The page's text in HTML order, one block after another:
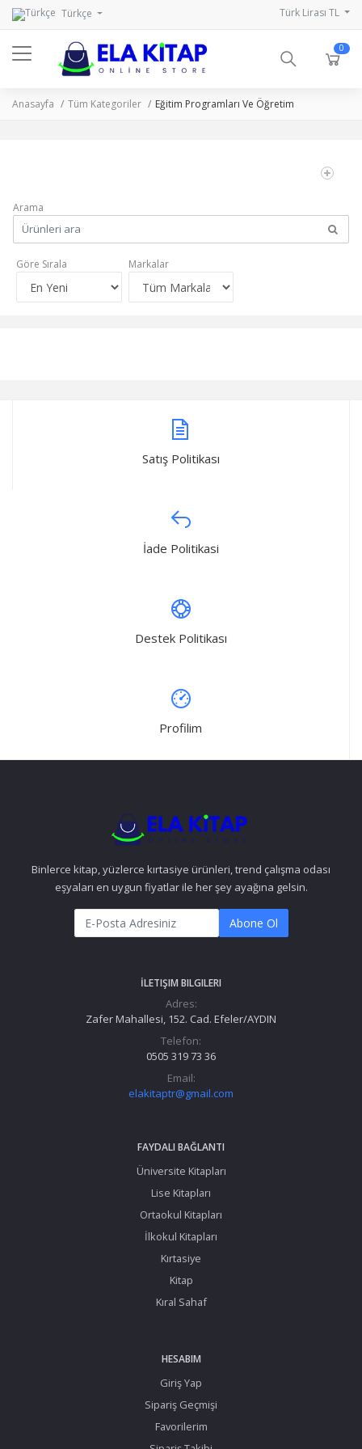
Türkçe Türk Lirası TL
0
Anasayfa Tüm Kategoriler Eğitim Programları Ve Öğretim
Arama
Göre Sırala Markalar
Satış Politikası
İade Politikasi
Destek Politikası
Profilim
Binlerce kitap, yüzlerce kırtasiye ürünleri, trend çalışma odası
eşyaları en uygun fiyatlar ile her şey ayağına gelsin.
Abone Ol
İLETIŞIM BILGILERI
Adres:
Zafer Mahallesi, 152. Cad. Efeler/AYDIN
Telefon:
0505 319 73 36
Email:
elakitaptr@gmail.com
FAYDALI BAĞLANTI
Üniversite Kitapları
Lise Kitapları
Ortaokul Kitapları
İlkokul Kitapları
Kırtasiye
Kitap
Kıral Sahaf
HESABIM
Giriş Yap
Sipariş Geçmişi
Favorilerim